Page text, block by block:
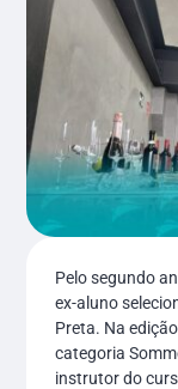
Pelo segundo
ex-aluno
Preta. Na
categoria
instrutor do